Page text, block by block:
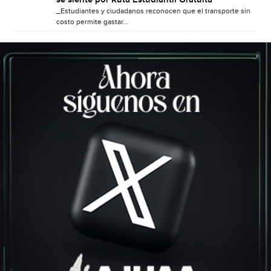
_Estudiantes y ciudadanos reconocen que el transporte sin
costo permite gastar...